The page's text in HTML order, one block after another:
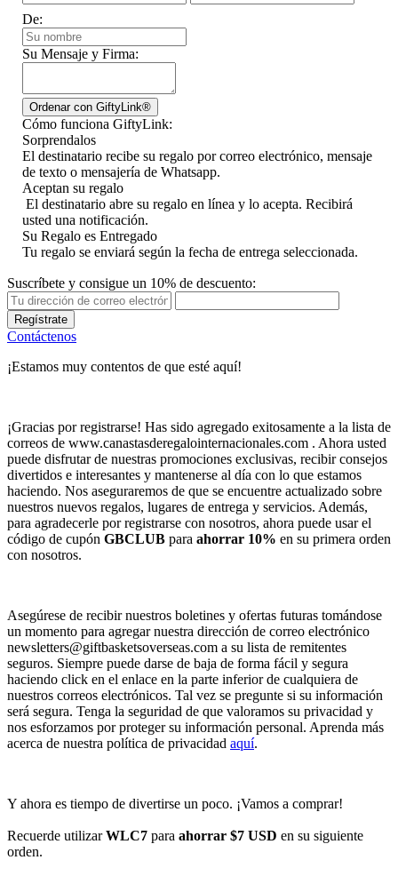
De:
Su Mensaje y Firma:
Cómo funciona GiftyLink:
Sorprendalos
El destinatario recibe su regalo por correo electrónico, mensaje
de texto o mensajería de Whatsapp.
Aceptan su regalo
El destinatario abre su regalo en línea y lo acepta. Recibirá
usted una notificación.
Su Regalo es Entregado
Tu regalo se enviará según la fecha de entrega seleccionada.
Suscríbete y consigue un 10% de descuento:
Regístrate
Contáctenos
¡Estamos muy contentos de que esté aquí!
¡Gracias por registrarse! Has sido agregado exitosamente a la lista de
correos de www.canastasderegalointernacionales.com . Ahora usted
puede disfrutar de nuestras promociones exclusivas, recibir consejos
divertidos e interesantes y mantenerse al día con lo que estamos
haciendo. Nos aseguraremos de que se encuentre actualizado sobre
nuestros nuevos regalos, lugares de entrega y servicios. Además,
para agradecerle por registrarse con nosotros, ahora puede usar el
código de cupón GBCLUB para ahorrar 10% en su primera orden
con nosotros.
Asegúrese de recibir nuestros boletines y ofertas futuras tomándose
un momento para agregar nuestra dirección de correo electrónico
newsletters@giftbasketsoverseas.com a su lista de remitentes
seguros. Siempre puede darse de baja de forma fácil y segura
haciendo click en el enlace en la parte inferior de cualquiera de
nuestros correos electrónicos. Tal vez se pregunte si su información
será segura. Tenga la seguridad de que valoramos su privacidad y
nos esforzamos por proteger su información personal. Aprenda más
acerca de nuestra política de privacidad aquí.
Y ahora es tiempo de divertirse un poco. ¡Vamos a comprar!
Recuerde utilizarWLC7 para ahorrar $7 USD en su siguiente
orden.